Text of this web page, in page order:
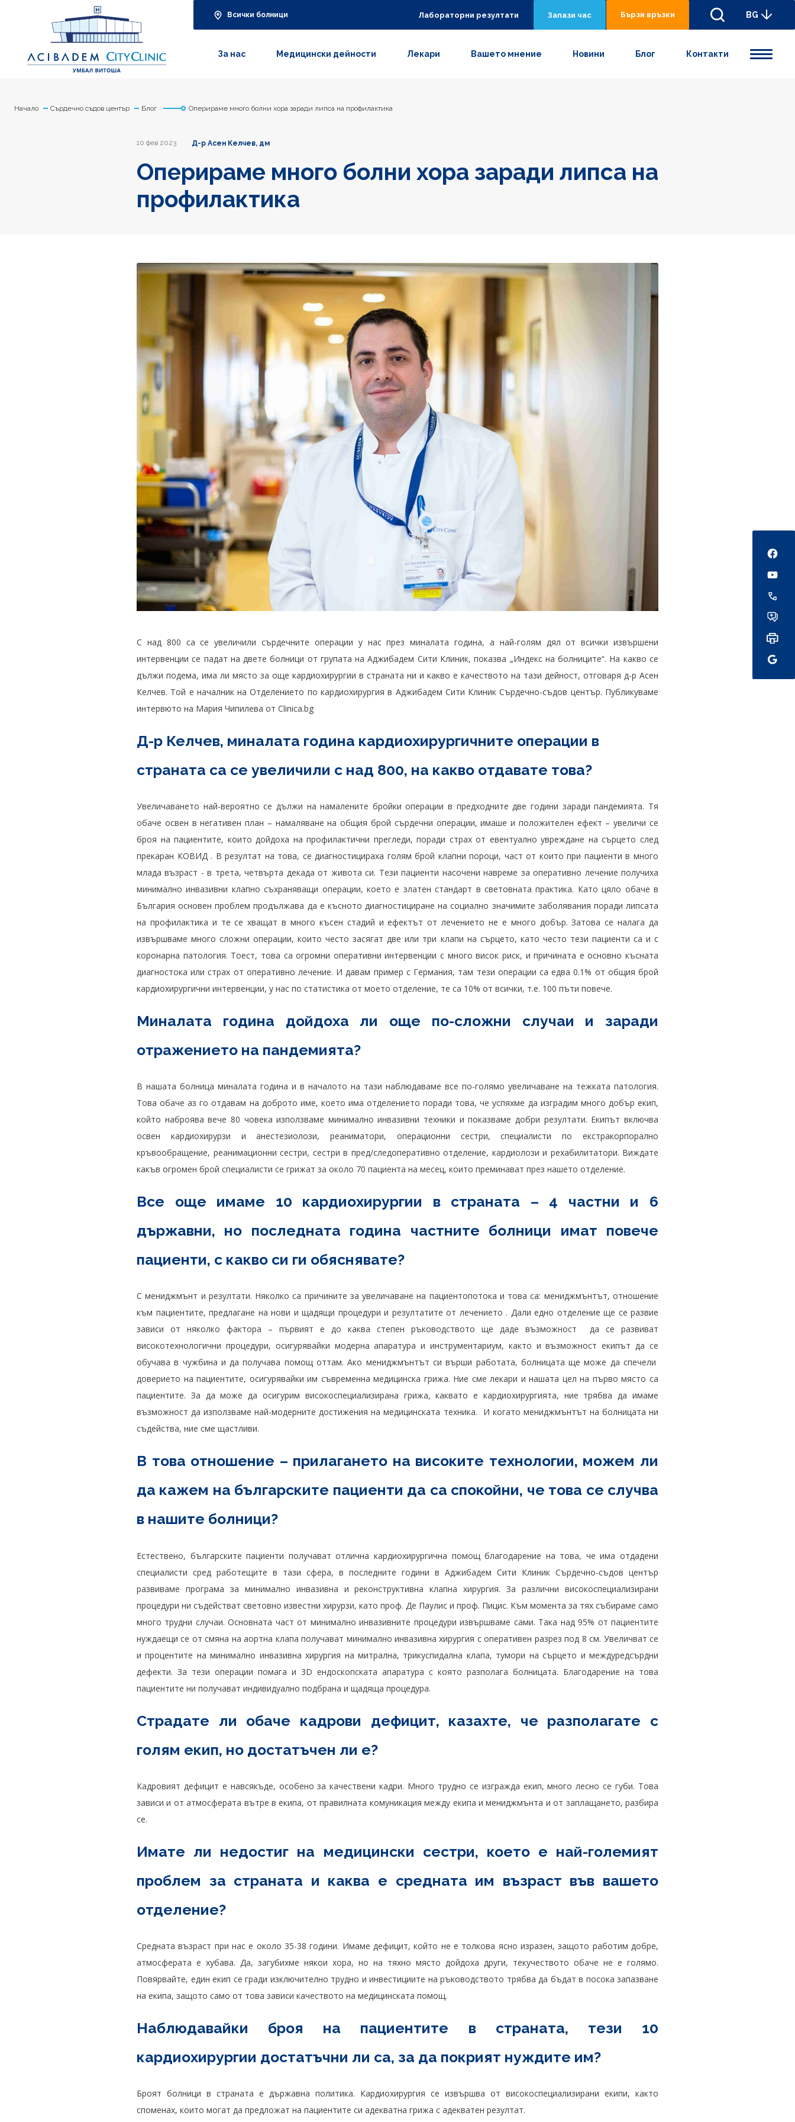
Всички болници Лабораторни резултати Запази час Бързи връзки BG
За нас Медицински дейности Лекари Вашето мнение Новини Блог Контакти
Начало Сърдечно съдов център Блог Оперираме много болни хора заради липса на профилактика
10 фев 2023 Д-р Асен Келчев, дм
Оперираме много болни хора заради липса на
профилактика
С над 800 са се увеличили сърдечните операции у нас през миналата година, а най-голям дял от всички извършени
интервенции се падат на двете болници от групата на Аджибадем Сити Клиник, показва „Индекс на болниците“. На какво се
дължи подема, има ли място за още кардиохирургии в страната ни и какво е качеството на тази дейност, отговаря д-р Асен
Келчев. Той е началник на Отделението по кардиохирургия в Аджибадем Сити Клиник Сърдечно-съдов център. Публикуваме
интервюто на Мария Чипилева от Clinica.bg
Д-р Келчев, миналата година кардиохирургичните операции в
страната са се увеличили с над 800, на какво отдавате това?
Увеличаването най-вероятно се дължи на намалените бройки операции в предходните две години заради пандемията. Тя
обаче освен в негативен план – намаляване на общия брой сърдечни операции, имаше и положителен ефект – увеличи се
броя на пациентите, които дойдоха на профилактични прегледи, поради страх от евентуално увреждане на сърцето след
прекаран КОВИД . В резултат на това, се диагностицираха голям брой клапни пороци, част от които при пациенти в много
млада възраст - в трета, четвърта декада от живота си. Тези пациенти насочени навреме за оперативно лечение получиха
минимално инвазивни клапно съхраняващи операции, което е златен стандарт в световната практика. Като цяло обаче в
България основен проблем продължава да е късното диагностициране на социално значимите заболявания поради липсата
на профилактика и те се хващат в много късен стадий и ефектът от лечението не е много добър. Затова се налага да
извършваме много сложни операции, които често засягат две или три клапи на сърцето, като често тези пациенти са и с
коронарна патология. Тоест, това са огромни оперативни интервенции с много висок риск, и причината е основно късната
диагностока или страх от оперативно лечение. И давам пример с Германия, там тези операции са едва 0.1% от общия брой
кардиохирургични интервенции, у нас по статистика от моето отделение, те са 10% от всички, т.е. 100 пъти повече.
Миналата година дойдоха ли още по-сложни случаи и заради
отражението на пандемията?
В нашата болница миналата година и в началото на тази наблюдаваме все по-голямо увеличаване на тежката патология.
Това обаче аз го отдавам на доброто име, което има отделението поради това, че успяхме да изградим много добър екип,
който наброява вече 80 човека използваме минимално инвазивни техники и показваме добри резултати. Екипът включва
освен кардиохирурзи и анестезиолози, реаниматори, операционни сестри, специалисти по екстракорпорално
кръвообращение, реанимационни сестри, сестри в пред/следоперативно отделение, кардиолози и рехабилитатори. Виждате
какъв огромен брой специалисти се грижат за около 70 пациента на месец, които преминават през нашето отделение.
Все още имаме 10 кардиохирургии в страната – 4 частни и 6
държавни, но последната година частните болници имат повече
пациенти, с какво си ги обяснявате?
С мениджмънт и резултати. Няколко са причините за увеличаване на пациентопотока и това са: мениджмънтът, отношение
към пациентите, предлагане на нови и щадящи процедури и резултатите от лечението . Дали едно отделение ще се развие
зависи от няколко фактора – първият е до каква степен ръководството ще даде възможност да се развиват
високотехнологични процедури, осигурявайки модерна апаратура и инструментариум, както и възможност екипът да се
обучава в чужбина и да получава помощ оттам. Ако мениджмънтът си върши работата, болницата ще може да спечели
доверието на пациентите, осигурявайки им съвременна медицинска грижа. Ние сме лекари и нашата цел на първо място са
пациентите. За да може да осигурим високоспециализирана грижа, каквато е кардиохирургията, ние трябва да имаме
възможност да използваме най-модерните достижения на медицинската техника. И когато мениджмънтът на болницата ни
съдейства, ние сме щастливи.
В това отношение – прилагането на високите технологии, можем ли
да кажем на българските пациенти да са спокойни, че това се случва
в нашите болници?
Естествено, българските пациенти получават отлична кардиохирургична помощ благодарение на това, че има отдадени
специалисти сред работещите в тази сфера, в последните години в Аджибадем Сити Клиник Сърдечно-съдов център
развиваме програма за минимално инвазивна и реконструктивна клапна хирургия. За различни високоспециализирани
процедури ни съдействат световно известни хирурзи, като проф. Де Паулис и проф. Пицис. Към момента за тях събираме само
много трудни случаи. Основната част от минимално инвазивните процедури извършваме сами. Така над 95% от пациентите
нуждаещи се от смяна на аортна клапа получават минимално инвазивна хирургия с оперативен разрез под 8 см. Увеличват се
и процентите на минимално инвазивна хирургия на митрална, трикуспидална клапа, тумори на сърцето и междуредсърдни
дефекти. За тези операции помага и 3D ендоскопската апаратура с която разполага болницата. Благодарение на това
пациентите ни получават индивидуално подбрана и щадяща процедура.
Страдате ли обаче кадрови дефицит, казахте, че разполагате с
голям екип, но достатъчен ли е?
Кадровият дефицит е навсякъде, особено за качествени кадри. Много трудно се изгражда екип, много лесно се губи. Това
зависи и от атмосферата вътре в екипа, от правилната комуникация между екипа и мениджмънта и от заплащането, разбира
се.
Имате ли недостиг на медицински сестри, което е най-големият
проблем за страната и каква е средната им възраст във вашето
отделение?
Средната възраст при нас е около 35-38 години. Имаме дефицит, който не е толкова ясно изразен, защото работим добре,
атмосферата е хубава. Да, загубихме някои хора, но на тяхно място дойдоха други, текучеството обаче не е голямо.
Повярвайте, един екип се гради изключително трудно и инвестициите на ръководството трябва да бъдат в посока запазване
на екипа, защото само от това зависи качеството на медицинската помощ.
Наблюдавайки броя на пациентите в страната, тези 10
кардиохирургии достатъчни ли са, за да покрият нуждите им?
Броят болници в страната е държавна политика. Кардиохирургия се извършва от високоспециализирани екипи, както
споменах, които могат да предложат на пациентите си адекватна грижа с адекватен резултат.